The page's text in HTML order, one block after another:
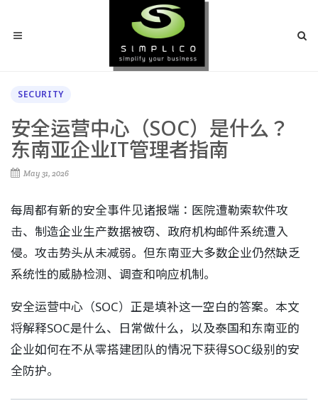
SECURITY
安全运营中心（SOC）是什么？
东南亚企业IT管理者指南
May 31, 2026
每周都有新的安全事件见诸报端：医院遭勒索软件攻
击、制造企业生产数据被窃、政府机构邮件系统遭入
侵。攻击势头从未减弱。但东南亚大多数企业仍然缺乏
系统性的威胁检测、调查和响应机制。
安全运营中心（SOC）正是填补这一空白的答案。本文
将解释SOC是什么、日常做什么，以及泰国和东南亚的
企业如何在不从零搭建团队的情况下获得SOC级别的安
全防护。